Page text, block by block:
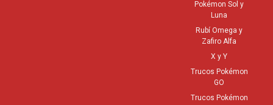
Pokémon Sol y
Luna
Rubí Omega y
Zafiro Alfa
X y Y
Trucos Pokémon
GO
Trucos Pokémon